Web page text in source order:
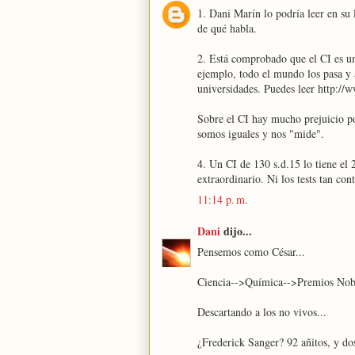
1. Dani Marín lo podría leer en su
de qué habla.
2. Está comprobado que el CI es
ejemplo, todo el mundo los pasa y
universidades. Puedes leer http://
Sobre el CI hay mucho prejuicio
somos iguales y nos "mide".
4. Un CI de 130 s.d.15 lo tiene el
extraordinario. Ni los tests tan
11:14 p. m.
Danidijo...
Pensemos como César...
Ciencia-->Química-->Premios
Descartando a los no vivos...
¿Frederick Sanger? 92 añitos, y